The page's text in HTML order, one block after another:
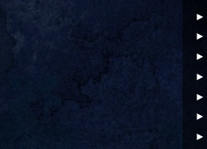
►
►
►
►
►
►
►